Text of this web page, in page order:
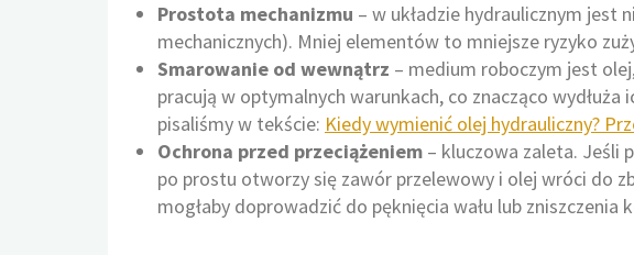
Prostota mechanizmu – w układzie hydraulicznym jest
mechanicznych). Mniej elementów to mniejsze ryzyko
Smarowanie od wewnątrz – medium roboczym jest
pracują w optymalnych warunkach, co znacząco
pisaliśmy w tekście: Kiedy wymienić olej hydrauliczny?
Ochrona przed przeciążeniem – kluczowa zaleta. Jeśli
po prostu otworzy się zawór przelewowy i olej wróci do
mogłaby doprowadzić do pęknięcia wału lub zniszczenia